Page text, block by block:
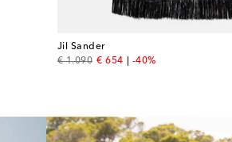
Jil Sander
€ 1.090
original price
€ 654
discount price
-40%